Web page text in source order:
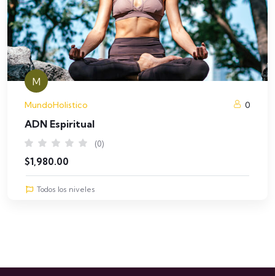
M
MundoHolistico 0
ADN Espiritual
(0)
$1,980.00
Todos los niveles